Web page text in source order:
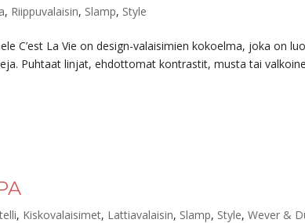
, Riippuvalaisin, Slamp, Style
C’est La Vie on design-valaisimien kokoelma, joka on
Puhtaat linjat, ehdottomat kontrastit, musta tai
, Kiskovalaisimet, Lattiavalaisin, Slamp, Style,Wever &